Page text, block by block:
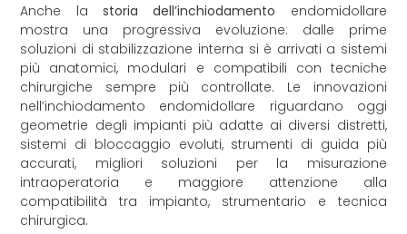
Anche la storia dell’inchiodamento endomidollare
mostra una progressiva evoluzione: dalle prime
soluzioni di stabilizzazione interna si è arrivati a sistemi
più anatomici, modulari e compatibili con tecniche
chirurgiche sempre più controllate. Le innovazioni
nell’inchiodamento endomidollare riguardano oggi
geometrie degli impianti più adatte ai diversi distretti,
sistemi di bloccaggio evoluti, strumenti di guida più
accurati, migliori soluzioni per la misurazione
intraoperatoria e maggiore attenzione alla
compatibilità tra impianto, strumentario e tecnica
chirurgica.